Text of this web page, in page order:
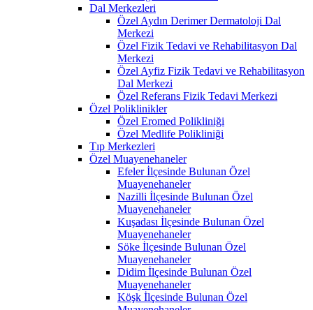
Dal Merkezleri
Özel Aydın Derimer Dermatoloji Dal
Merkezi
Özel Fizik Tedavi ve Rehabilitasyon Dal
Merkezi
Özel Ayfiz Fizik Tedavi ve Rehabilitasyon
Dal Merkezi
Özel Referans Fizik Tedavi Merkezi
Özel Poliklinikler
Özel Eromed Polikliniği
Özel Medlife Polikliniği
Tıp Merkezleri
Özel Muayenehaneler
Efeler İlçesinde Bulunan Özel
Muayenehaneler
Nazilli İlçesinde Bulunan Özel
Muayenehaneler
Kuşadası İlçesinde Bulunan Özel
Muayenehaneler
Söke İlçesinde Bulunan Özel
Muayenehaneler
Didim İlçesinde Bulunan Özel
Muayenehaneler
Köşk İlçesinde Bulunan Özel